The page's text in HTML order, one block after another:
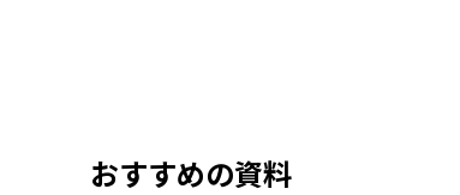
おすすめの資料